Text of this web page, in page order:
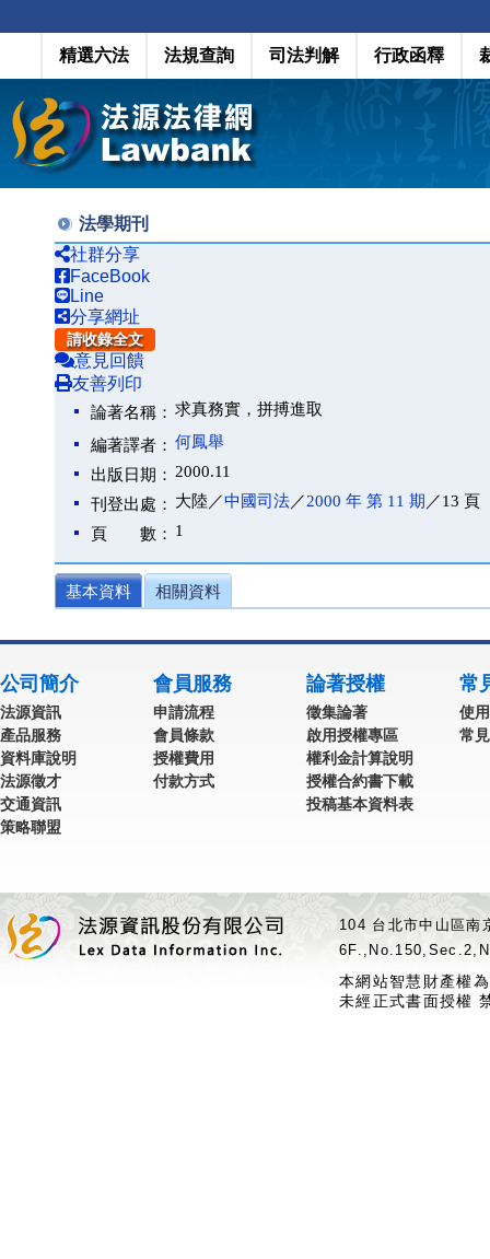
精選六法 法規查詢 司法判解 行政函釋
法學期刊
社群分享
FaceBook
Line
分享網址
請收錄全文
意見回饋
友善列印
論著名稱： 求真務實，拼搏進取
編著譯者： 何鳳舉
出版日期： 2000.11
刊登出處： 大陸／中國司法／2000 年 第 11 期 ／13 頁
頁 數： 1
基本資料 相關資料
公司簡介
法源資訊
產品服務
資料庫說明
法源徵才
交通資訊
策略聯盟
會員服務
申請流程
會員條款
授權費用
付款方式
論著授權
徵集論著
啟用授權專區
權利金計算說明
授權合約書下載
投稿基本資料表
常
使
常
104 台北市中山區
本網站智慧財產權
未經正式書面授權